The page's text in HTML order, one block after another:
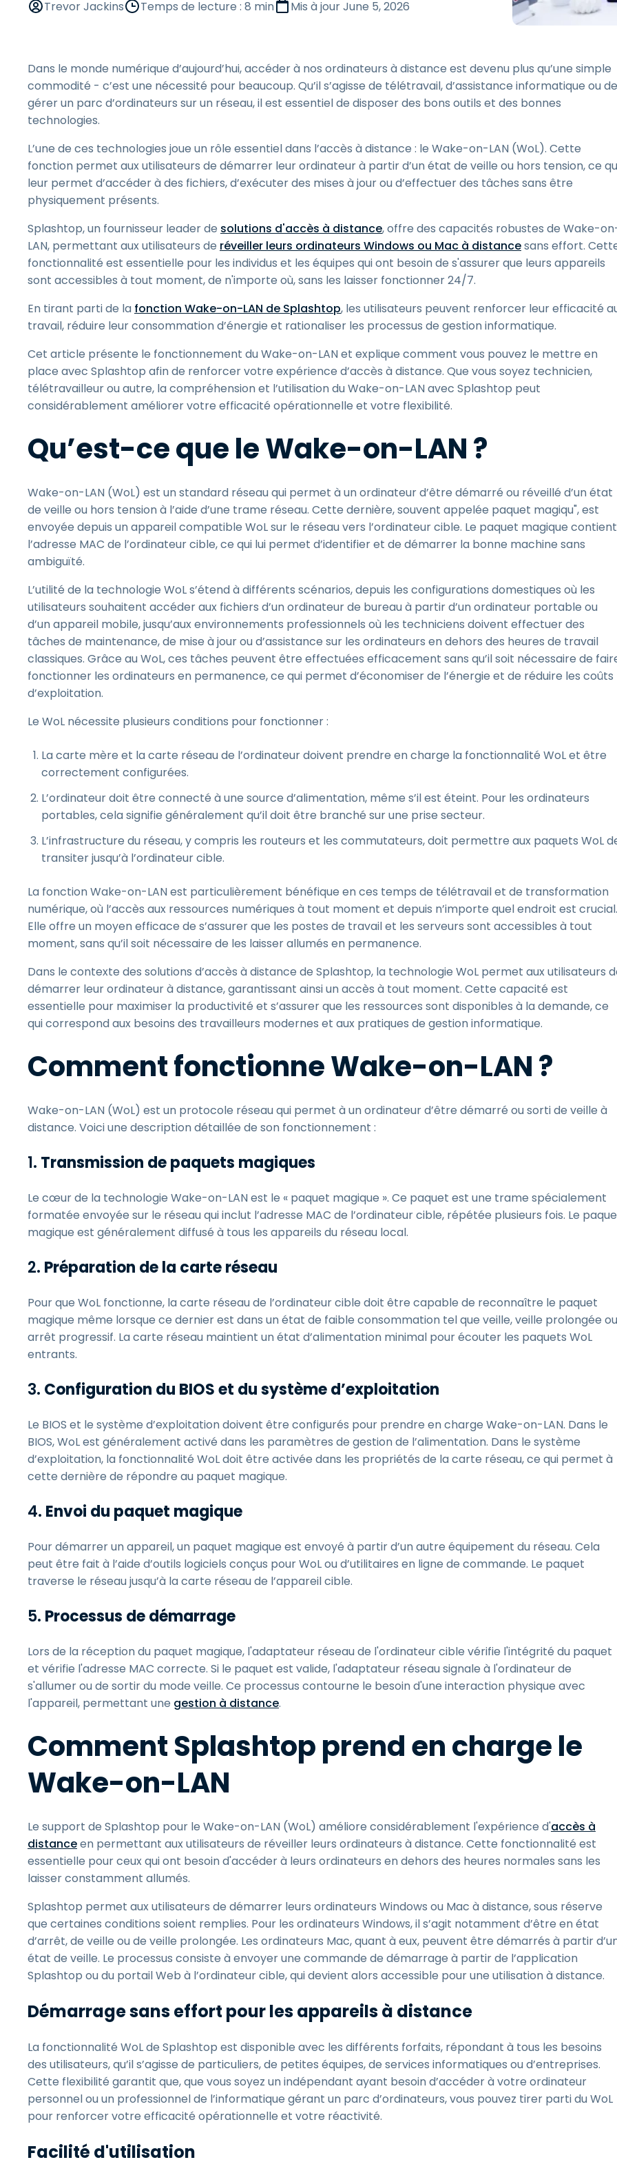
Assistance sur le terrain
Travail à distance avec
Wacom
Accès virtuel aux salles
Sécurité des points
terminaux
Voir tous les besoins
Voir
Trevor Jackins Temps de lecture : 8 min Mis à jourJune 5, 2026
Dans le monde numérique d’aujourd’hui, accéder à nos ordinateurs à distance est devenu plus qu’une simple
commodité - c’est une nécessité pour beaucoup. Qu’il s’agisse de télétravail, d’assistance informatique ou de
gérer un parc d’ordinateurs sur un réseau, il est essentiel de disposer des bons outils et des bonnes
technologies.
L’une de ces technologies joue un rôle essentiel dans l’accès à distance : le Wake-on-LAN (WoL). Cette
fonction permet aux utilisateurs de démarrer leur ordinateur à partir d’un état de veille ou hors tension, ce
leur permet d’accéder à des fichiers, d’exécuter des mises à jour ou d’effectuer des tâches sans être
physiquement présents.
Splashtop, un fournisseur leader de solutions d'accès à distance, offre des capacités robustes de Wake-
LAN, permettant aux utilisateurs de réveiller leurs ordinateurs Windows ou Mac à distancesans effort.
fonctionnalité est essentielle pour les individus et les équipes qui ont besoin de s'assurer que leurs appareils
sont accessibles à tout moment, de n'importe où, sans les laisser fonctionner 24/7.
En tirant parti de la fonction Wake-on-LAN de Splashtop, les utilisateurs peuvent renforcer leur efficacité
travail, réduire leur consommation d’énergie et rationaliser les processus de gestion informatique.
Cet article présente le fonctionnement du Wake-on-LAN et explique comment vous pouvez le mettre en
place avec Splashtop afin de renforcer votre expérience d’accès à distance. Que vous soyez technicien,
télétravailleur ou autre, la compréhension et l’utilisation du Wake-on-LAN avec Splashtop peut
considérablement améliorer votre efficacité opérationnelle et votre flexibilité.
Qu’est-ce que le Wake-on-LAN ?
Wake-on-LAN (WoL) est un standard réseau qui permet à un ordinateur d’être démarré ou réveillé d’un état
de veille ou hors tension à l’aide d’une trame réseau. Cette dernière, souvent appelée paquet magiqu", est
envoyée depuis un appareil compatible WoL sur le réseau vers l’ordinateur cible. Le paquet magique contient
l’adresse MAC de l’ordinateur cible, ce qui lui permet d’identifier et de démarrer la bonne machine sans
ambiguïté.
L’utilité de la technologie WoL s’étend à différents scénarios, depuis les configurations domestiques où les
utilisateurs souhaitent accéder aux fichiers d’un ordinateur de bureau à partir d’un ordinateur portable ou
d’un appareil mobile, jusqu’aux environnements professionnels où les techniciens doivent effectuer des
tâches de maintenance, de mise à jour ou d’assistance sur les ordinateurs en dehors des heures de travail
classiques. Grâce au WoL, ces tâches peuvent être effectuées efficacement sans qu’il soit nécessaire de
fonctionner les ordinateurs en permanence, ce qui permet d’économiser de l’énergie et de réduire les coûts
d’exploitation.
Le WoL nécessite plusieurs conditions pour fonctionner :
La carte mère et la carte réseau de l’ordinateur doivent prendre en charge la fonctionnalité WoL et être
correctement configurées.
L’ordinateur doit être connecté à une source d’alimentation, même s’il est éteint. Pour les ordinateurs
portables, cela signifie généralement qu’il doit être branché sur une prise secteur.
L’infrastructure du réseau, y compris les routeurs et les commutateurs, doit permettre aux paquets WoL
transiter jusqu’à l’ordinateur cible.
La fonction Wake-on-LAN est particulièrement bénéfique en ces temps de télétravail et de transformation
numérique, où l’accès aux ressources numériques à tout moment et depuis n’importe quel endroit est crucial.
Elle offre un moyen efficace de s’assurer que les postes de travail et les serveurs sont accessibles à tout
moment, sans qu’il soit nécessaire de les laisser allumés en permanence.
Dans le contexte des solutions d’accès à distance de Splashtop, la technologie WoL permet aux utilisateurs
démarrer leur ordinateur à distance, garantissant ainsi un accès à tout moment. Cette capacité est
essentielle pour maximiser la productivité et s’assurer que les ressources sont disponibles à la demande, ce
qui correspond aux besoins des travailleurs modernes et aux pratiques de gestion informatique.
Comment fonctionne Wake-on-LAN ?
Wake-on-LAN (WoL) est un protocole réseau qui permet à un ordinateur d’être démarré ou sorti de veille à
distance. Voici une description détaillée de son fonctionnement :
1. Transmission de paquets magiques
Le cœur de la technologie Wake-on-LAN est le « paquet magique ». Ce paquet est une trame spécialement
formatée envoyée sur le réseau qui inclut l’adresse MAC de l’ordinateur cible, répétée plusieurs fois. Le
magique est généralement diffusé à tous les appareils du réseau local.
2. Préparation de la carte réseau
Pour que WoL fonctionne, la carte réseau de l’ordinateur cible doit être capable de reconnaître le paquet
magique même lorsque ce dernier est dans un état de faible consommation tel que veille, veille prolongée ou
arrêt progressif. La carte réseau maintient un état d’alimentation minimal pour écouter les paquets WoL
entrants.
3. Configuration du BIOS et du système d’exploitation
Le BIOS et le système d’exploitation doivent être configurés pour prendre en charge Wake-on-LAN. Dans le
BIOS, WoL est généralement activé dans les paramètres de gestion de l’alimentation. Dans le système
d’exploitation, la fonctionnalité WoL doit être activée dans les propriétés de la carte réseau, ce qui permet à
cette dernière de répondre au paquet magique.
4. Envoi du paquet magique
Pour démarrer un appareil, un paquet magique est envoyé à partir d’un autre équipement du réseau. Cela
peut être fait à l’aide d’outils logiciels conçus pour WoL ou d’utilitaires en ligne de commande. Le paquet
traverse le réseau jusqu’à la carte réseau de l’appareil cible.
5. Processus de démarrage
Lors de la réception du paquet magique, l'adaptateur réseau de l'ordinateur cible vérifie l'intégrité du paquet
et vérifie l'adresse MAC correcte. Si le paquet est valide, l'adaptateur réseau signale à l'ordinateur de
s'allumer ou de sortir du mode veille. Ce processus contourne le besoin d'une interaction physique avec
l'appareil, permettant une gestion à distance.
Comment Splashtop prend en charge le
Wake-on-LAN
Le support de Splashtop pour le Wake-on-LAN (WoL) améliore considérablement l'expérience d'accès à
distanceen permettant aux utilisateurs de réveiller leurs ordinateurs à distance. Cette fonctionnalité est
essentielle pour ceux qui ont besoin d'accéder à leurs ordinateurs en dehors des heures normales sans les
laisser constamment allumés.
Splashtop permet aux utilisateurs de démarrer leurs ordinateurs Windows ou Mac à distance, sous réserve
que certaines conditions soient remplies. Pour les ordinateurs Windows, il s’agit notamment d’être en état
d’arrêt, de veille ou de veille prolongée. Les ordinateurs Mac, quant à eux, peuvent être démarrés à partir
état de veille. Le processus consiste à envoyer une commande de démarrage à partir de l’application
Splashtop ou du portail Web à l’ordinateur cible, qui devient alors accessible pour une utilisation à distance.
Démarrage sans effort pour les appareils à distance
La fonctionnalité WoL de Splashtop est disponible avec les différents forfaits, répondant à tous les besoins
des utilisateurs, qu’il s’agisse de particuliers, de petites équipes, de services informatiques ou d’entreprises.
Cette flexibilité garantit que, que vous soyez un indépendant ayant besoin d’accéder à votre ordinateur
personnel ou un professionnel de l’informatique gérant un parc d’ordinateurs, vous pouvez tirer parti du WoL
pour renforcer votre efficacité opérationnelle et votre réactivité.
Facilité d'utilisation